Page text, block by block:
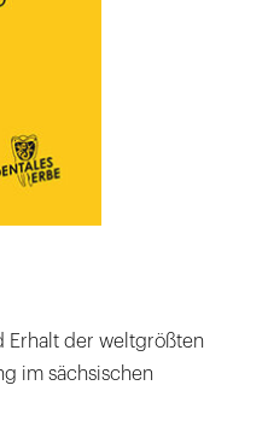
Erhalt der weltgrößten
im sächsischen